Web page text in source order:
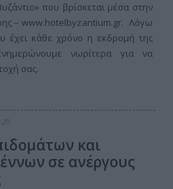
που βρίσκεται μέσα στην
– www.hotelbyzantium.gr. Λόγω
έχει κάθε χρόνο η εκδρομή της
νωρίτερα για να
σας.
και
σε ανέργους